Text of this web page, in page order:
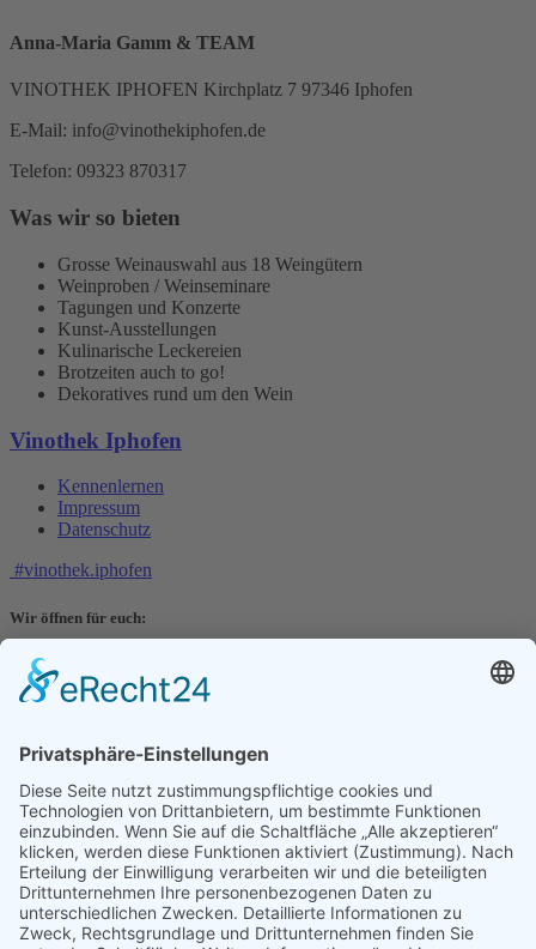
Anna-Maria Gamm & TEAM
VINOTHEK IPHOFEN Kirchplatz 7 97346 Iphofen
E-Mail: info@vinothekiphofen.de
Telefon: 09323 870317
Was wir so bieten
Grosse Weinauswahl aus 18 Weingütern
Weinproben / Weinseminare
Tagungen und Konzerte
Kunst-Ausstellungen
Kulinarische Leckereien
Brotzeiten auch to go!
Dekoratives rund um den Wein
Vinothek Iphofen
Kennenlernen
Impressum
Datenschutz
#vinothek.iphofen
Wir öffnen für euch:
Mittwochs 15.00-20.30 Uhr
Donnerstags 13.00-20.30 Uhr
Freitags 13.00-20.30 Uhr
Samstags 12.30-20.30 Uhr
Sonntags 11.30-19.30 Uhr
2026 ©Vinothek Iphofen
Impressum|Datenschutz